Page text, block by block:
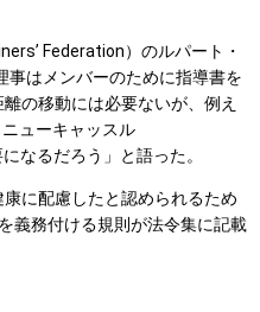
Federation）のルパート・
事はメンバーのために指導書を
の移動には必要ないが、例え
ューキャッスル
なるだろう」と語った。
に配慮したと認められるため
義務付ける規則が法令集に記載